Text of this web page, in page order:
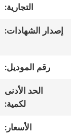
المصنع
مراقبة
التجارية:
إصدار الشهادات:
رقم الموديل:
الحد الأدنى
لكمية:
الأسعار: